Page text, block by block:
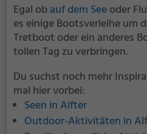
Egal obauf dem Seeoder
es einige Bootsverleihe um
Tretboot oder ein anderes
tollen Tag zu verbringen.
Du suchst noch mehr
mal hier vorbei:
Seen in Alfter
Outdoor-Aktivitäten in